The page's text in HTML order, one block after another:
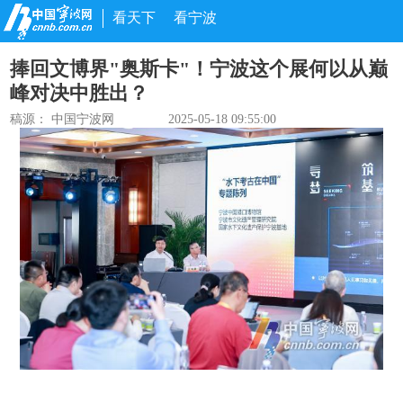
看天下 看宁波
捧回文博界"奥斯卡"！宁波这个展何以从巅
峰对决中胜出？
稿源： 中国宁波网 2025-05-18 09:55:00